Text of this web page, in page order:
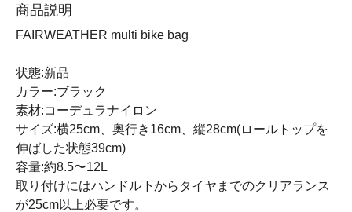
商品説明
FAIRWEATHER multi bike bag
状態:新品
カラー:ブラック
素材:コーデュラナイロン
サイズ:横25cm、奥行き16cm、縦28cm(ロールトップを
伸ばした状態39cm)
容量:約8.5〜12L
取り付けにはハンドル下からタイヤまでのクリアランス
が25cm以上必要です。